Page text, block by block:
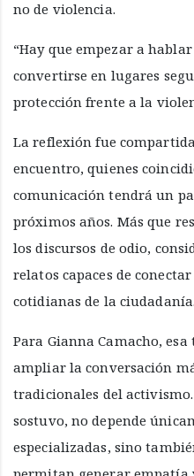
no de violencia.
“Hay que empezar a
convertirse en lugares
protección frente a la
La reflexión fue
encuentro, quienes
comunicación tendrá un
próximos años. Más que
los discursos de odio,
relatos capaces de
cotidianas de la ciudadanía.
Para Gianna Camacho,
ampliar la conversación
tradicionales del
sostuvo, no depende
especializadas, sino